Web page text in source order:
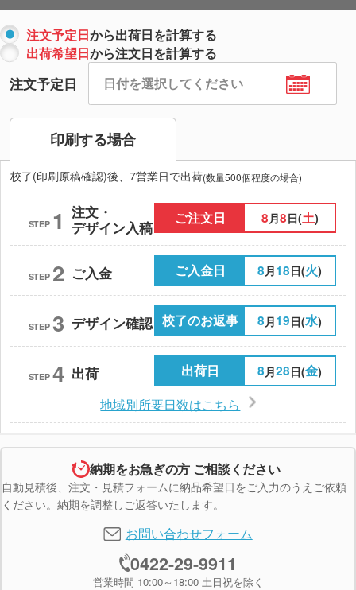
注文予定日から出荷日を計算する
出荷希望日から注文日を計算する
注文予定日
印刷する場合
校了(印刷原稿確認)後、7営業日で出荷(数量500個程度の場合)
STEP 1 注文・
デザイン入稿
ご注文日 8月8日(土)
STEP 2 ご入金 ご入金日 8月18日(火)
STEP 3 デザイン確認 校了のお返事 8 月19日(水)
STEP 4 出荷 出荷日 8 月28日(金)
地域別所要日数はこちら
納期をお急ぎの方 ご相談ください
自動見積後、注文・見積フォームに納品希望日をご入力のうえご依頼
ください。納期を調整しご返答いたします。
お問い合わせフォーム
0422-29-9911
営業時間 10:00～18:00 土日祝を除く